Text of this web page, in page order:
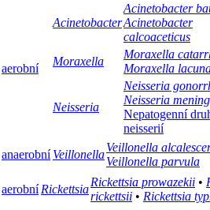
aerobní
Acinetobacter
Acinetobacter
Acinetobacter
calcoaceticus
Moraxella
Moraxella
Moraxella
Neisseria
Neisseria
Neisseria
Nepatogenní
neisserií
anaerobní Veillonella
Veillonella
Veillonella parvula
aerobní Rickettsia
Rickettsia prowazekii •
rickettsii • Rickettsia